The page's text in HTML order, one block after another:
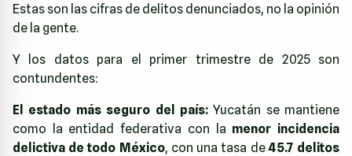
Estas son las cifras de delitos denunciados, no la opinión
de la gente.
Y los datos para el primer trimestre de 2025 son
contundentes:
El estado más seguro del país:Yucatán se mantiene
como la entidad federativa con la menor incidencia
delictiva de todo México, con una tasa de45.7 delitos